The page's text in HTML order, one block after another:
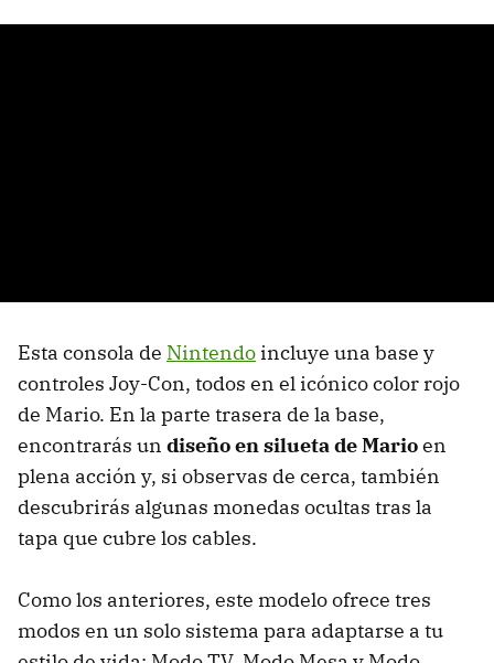
Esta consola de Nintendo incluye una base y
controles Joy-Con, todos en el icónico color rojo
de Mario. En la parte trasera de la base,
encontrarás un diseño en silueta de Marioen
plena acción y, si observas de cerca, también
descubrirás algunas monedas ocultas tras la
tapa que cubre los cables.
Como los anteriores, este modelo ofrece tres
modos en un solo sistema para adaptarse a tu